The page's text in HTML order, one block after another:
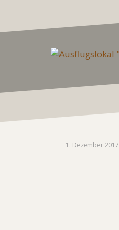
1. Dezember 2017